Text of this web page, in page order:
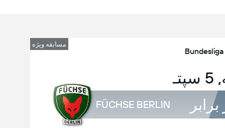
مسابقه ویژه
Bundesliga
FÜCHSE BERLIN